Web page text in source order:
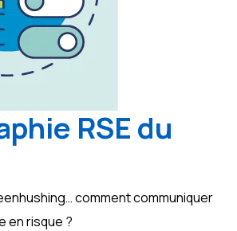
RSE du
comment communiquer
en risque ?